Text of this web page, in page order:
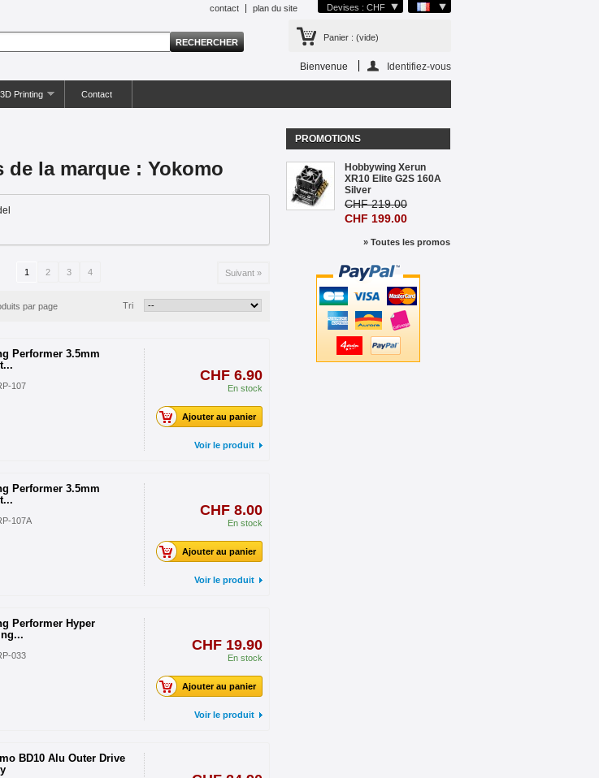
Devises : CHF
contact plan du site
Panier : (vide)
Bienvenue Identifiez-vous
3D Printing Contact
la marque : Yokomo
1 2 3 4 Suivant »
Tri
par page
Performer 3.5mm
107
CHF 6.90
En stock
Ajouter au panier
Voir le produit
Performer 3.5mm
107A
CHF 8.00
En stock
Ajouter au panier
Voir le produit
Performer Hyper
033
CHF 19.90
En stock
Ajouter au panier
Voir le produit
BD10 Alu Outer Drive
PROMOTIONS
Hobbywing Xerun
XR10 Elite G2S 160A
Silver
CHF 219.00
CHF 199.00
» Toutes les promos